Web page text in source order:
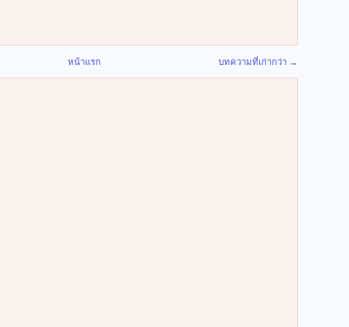
บทความที่เก่ากว่า →
หน้าแรก